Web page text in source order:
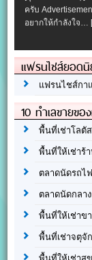
ครับ
อยากให้กำลังใจ…
แฟรนไชส์ยอด
แฟรนไชส์กา
10 ทำเลขายข
พื้นที่เช่าโลตัส
พื้นที่ให้เช่าร้
ตลาดนัดรถไฟ
ตลาดนัดกลา
พื้นที่ให้เช่าข
พื้นที่เช่าจตุจั